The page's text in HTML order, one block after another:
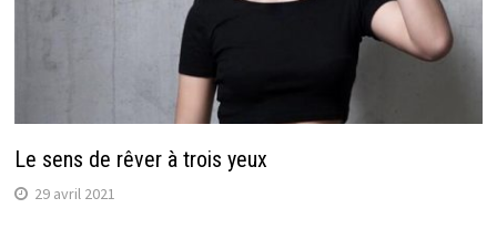
Le sens de rêver à trois yeux
29 avril 2021